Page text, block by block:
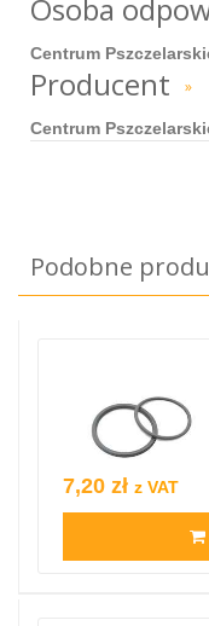
Osoba
Centrum
Producent »
Centrum
Podobne
7,20 zł z VAT